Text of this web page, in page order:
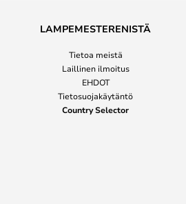
LAMPEMESTERENISTÄ
Tietoa meistä
Laillinen ilmoitus
EHDOT
Tietosuojakäytäntö
Country Selector